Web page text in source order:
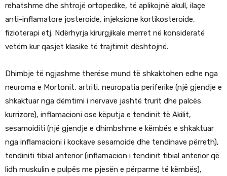
rehatshme dhe shtrojë ortopedike, të aplikojnë akull, ilaçe
anti-inflamatore josteroide, injeksione kortikosteroide,
fizioterapi etj. Ndërhyrja kirurgjikale merret në konsideratë
vetëm kur qasjet klasike të trajtimit dështojnë.
Dhimbje të ngjashme therëse mund të shkaktohen edhe nga
neuroma e Mortonit, artriti, neuropatia periferike (një gjendje e
shkaktuar nga dëmtimi i nervave jashtë trurit dhe palcës
kurrizore), inflamacioni ose këputja e tendinit të Akilit,
sesamoiditi (një gjendje e dhimbshme e këmbës e shkaktuar
nga inflamacioni i kockave sesamoide dhe tendinave përreth),
tendiniti tibial anterior (inflamacion i tendinit tibial anterior që
lidh muskulin e pulpës me pjesën e përparme të këmbës),